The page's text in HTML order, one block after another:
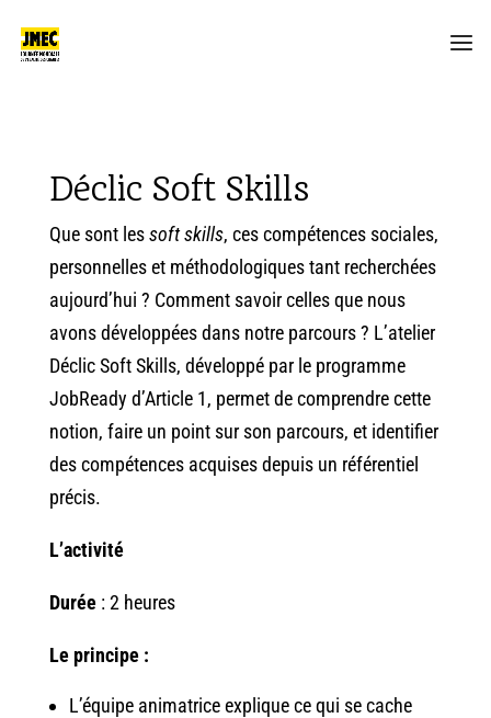
Déclic Soft Skills
Que sont lessoft skills, ces compétences sociales,
personnelles et méthodologiques tant recherchées
aujourd’hui ? Comment savoir celles que nous
avons développées dans notre parcours ? L’atelier
Déclic Soft Skills, développé par le programme
JobReady d’Article 1, permet de comprendre cette
notion, faire un point sur son parcours, et identifier
des compétences acquises depuis un référentiel
précis.
L’activité
Durée:2 heures
Le principe:
L’équipe animatrice explique ce qui se cache